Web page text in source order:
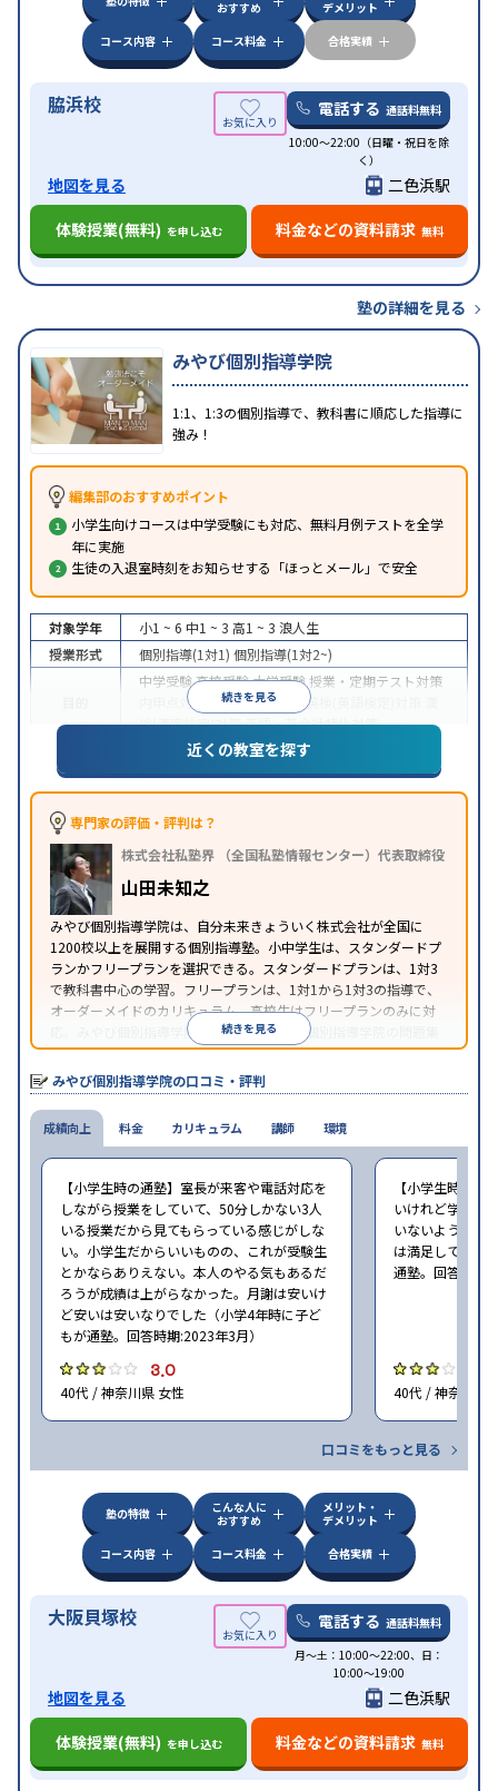
おすすめ
デメリット
コース内容
コース料金 合格実績
脇浜校 電話する 通話料無料
10:00～22:00（日曜・祝日を除
く）
地図を見る
二色浜駅
体験授業(無料) を申し込む 料金などの資料請求 無料
塾の詳細を見る
みやび個別指導学院
1:1、1:3の個別指導で、教科書に順応した指導に
強み！
編集部のおすすめポイント
小学生向けコースは中学受験にも対応、無料月例テストを全学
年に実施
生徒の入退室時刻をお知らせする「ほっとメール」で安全
続きを見る
対象学年 小1 ~ 6 中1 ~ 3 高1 ~ 3 浪人生
授業形式
個別指導(1対1) 個別指導(1対2~)
中学受験高校受験大学受験 授業・定期テスト対策
内申点対策
学習習慣の定着 英検(英語検定)対策
検(漢字検定)対策英語・英会話特化対策
1科目から受講可能季節講習のみの受講可
※2023年3月調査。小学校高学年の個別指導塾アンケート調査方法を参
近くの教室を探す
専門家の評価・評判は？
株式会社私塾界 （全国私塾情報センター）代表取締役
山田未知之
みやび個別指導学院は、自分未来きょういく株式会社が全国に
1200校以上を展開する個別指導塾。小中学生は、スタンダードプ
ランかフリープランを選択できる。スタンダードプランは、1対3
で教科書中心の学習。フリープランは、1対1から1対3の指導で、
オーダーメイドのカリキュラム。高校生はフリープランのみに対
応。みやび個別指導学院では、系列のITTO個別指導学院の問題集
の購入や模試を受験できる。
続きを見る
みやび個別指導学院の口コミ・評判
成績向上
【小学生時の通塾】室長が来客や電話対応を
しながら授業をしていて、50分しかない3人
いる授業だから見てもらっている感じがしな
い。小学生だからいいものの、これが受験生
とかならありえない。本人のやる気もあるだ
ろうが成績は上がらなかった。月謝は安いけ
ど安いは安いなりでした（小学4年時に子ど
もが通塾。回答時期:2023年3月）
3.0
40代 / 神奈川県 女性
【小学生時の通
いけれど学校の
いないような部
は満足していま
通塾。回答時期
40代 / 神奈川県
口コミをもっと見る
料金 カリキュラム 講師 環境
塾の特徴
こんな人に
おすすめ
メリット・
デメリット
コース内容
コース料金 合格実績
大阪貝塚校 電話する 通話料無料
月〜土：10:00〜22:00、日：
10:00〜19:00
地図を見る
二色浜駅
体験授業(無料) を申し込む 料金などの資料請求 無料